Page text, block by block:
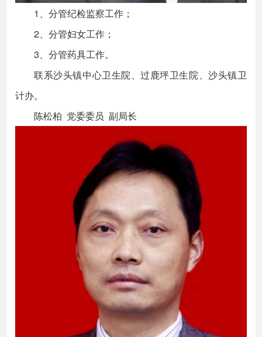
1、分管纪检监察工作；
2、分管妇女工作；
3、分管药具工作。
联系沙头镇中心卫生院、过鹿坪卫生院、沙头镇卫
计办。
陈松柏 党委委员 副局长